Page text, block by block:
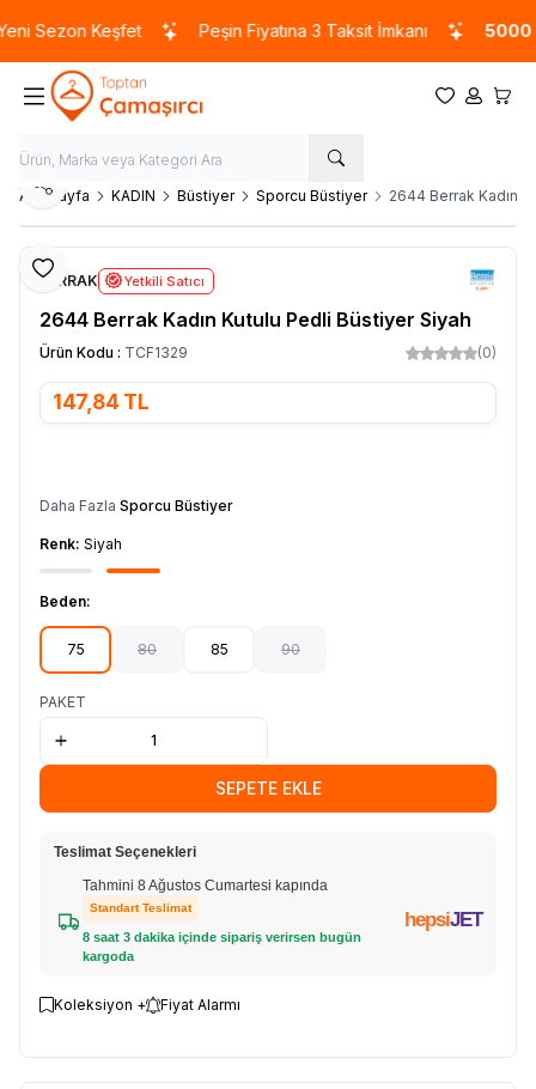
Sezon Keşfet Peşin Fiyatına 3 Taksit İmkanı 5000
Favorilerim
Hesabım
Ana Sayfa KADIN Büstiyer Sporcu Büstiyer 2644 Berrak Kadın
Favoriye Ekle
Paylaş
BERRAK Yetkili Satıcı
2644 Berrak Kadın Kutulu Pedli Büstiyer Siyah
Ürün Kodu : TCF1329 (0)
147,84 TL
Daha Fazla Sporcu Büstiyer
Renk: Siyah
Beden:
75 80 85 90
PAKET
SEPETE EKLE
Teslimat Seçenekleri
Tahmini 8 Ağustos Cumartesi kapında
Standart Teslimat
8 saat 3 dakika içinde sipariş verirsen bugün
kargoda
hepsiJET
Koleksiyon + Fiyat Alarmı